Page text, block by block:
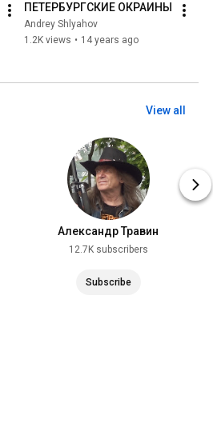
ПЕТЕРБУРГСКИЕ ОКРАИНЫ
Andrey Shlyahov
1.2K views • 14 years ago
View all
Александр Травин
12.7K subscribers
Subscribe